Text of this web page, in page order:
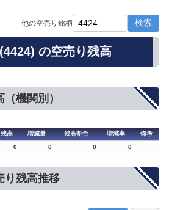
他の空売り銘柄 検索
の空売り残高
機関別）
残高 増減量 残高割合 増減率
備考
0 0 0 0
り残高推移